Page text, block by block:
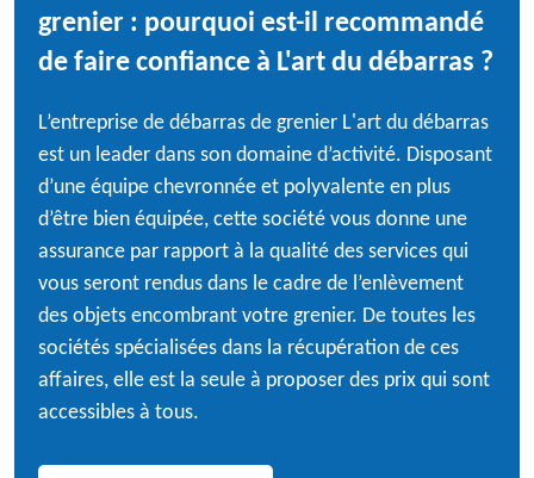
grenier : pourquoi est-il recommandé
de faire confiance à L'art du débarras ?
L’entreprise de débarras de grenier L'art du débarras
est un leader dans son domaine d’activité. Disposant
d’une équipe chevronnée et polyvalente en plus
d’être bien équipée, cette société vous donne une
assurance par rapport à la qualité des services qui
vous seront rendus dans le cadre de l’enlèvement
des objets encombrant votre grenier. De toutes les
sociétés spécialisées dans la récupération de ces
affaires, elle est la seule à proposer des prix qui sont
accessibles à tous.